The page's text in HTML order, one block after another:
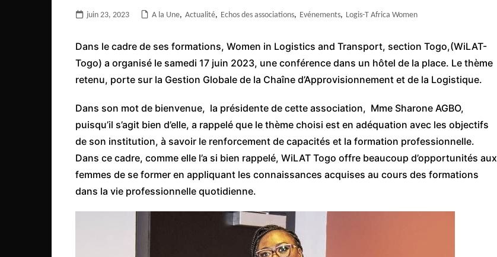
Cameroun
Côte d’Ivoire
Ethiopie
Gabon
Gambie
Ghana
juin 23, 2023 A la Une, Actualité, Echos des associations, Evénements, Logis-T Africa Women
Dans le cadre de ses formations, Women in Logistics and Transport, section Togo,(WiLAT-
Togo) a organisé le samedi 17 juin 2023, une conférence dans un hôtel de la place. Le thème
retenu, porte sur la Gestion Globale de la Chaîne d’Approvisionnement et de la Logistique.
Dans son mot de bienvenue, la présidente de cette association, Mme Sharone AGBO,
puisqu’il s’agit bien d’elle, a rappelé que le thème choisi est en adéquation avec les objectifs
de son institution, à savoir le renforcement de capacités et la formation professionnelle.
Dans ce cadre, comme elle l’a si bien rappelé, WiLAT Togo offre beaucoup d’opportunités aux
femmes de se former en appliquant les connaissances acquises au cours des formations
dans la vie professionnelle quotidienne.